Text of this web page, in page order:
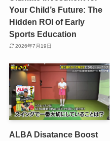
Your Child’s Future: The
Hidden ROI of Early
Sports Education
2026年7月19日
ALBA Disatance Boost